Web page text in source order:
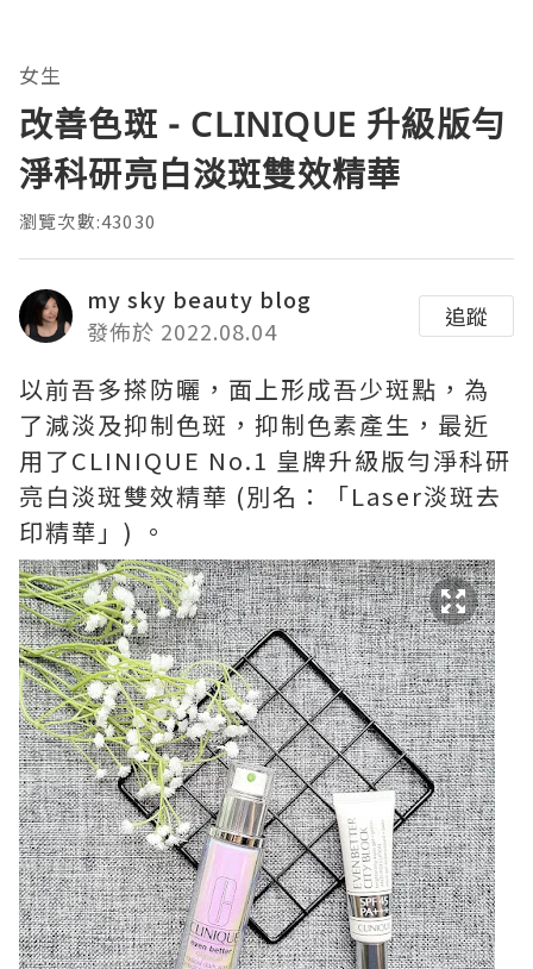
女生
改善色斑 - CLINIQUE 升級版勻
淨科研亮白淡斑雙效精華
瀏覽次數:43030
my sky beauty blog
發佈於 2022.08.04
追蹤
以前吾多搽防曬，面上形成吾少斑點，為
了減淡及抑制色斑，抑制色素產生，最近
用了CLINIQUE No.1 皇牌升級版勻淨科研
亮白淡斑雙效精華 (別名：「Laser淡斑去
印精華」) 。